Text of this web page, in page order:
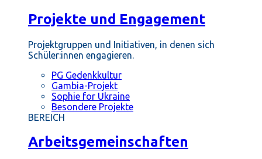
Projekte und Engagement
Projektgruppen und Initiativen, in denen sich
Schüler:innen engagieren.
PG Gedenkkultur
Gambia-Projekt
Sophie for Ukraine
Besondere Projekte
BEREICH
Arbeitsgemeinschaften